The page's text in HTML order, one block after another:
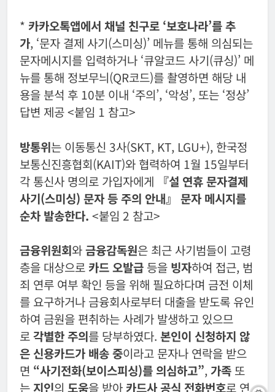
* 카카오톡앱에서 채널 친구로 ‘보호나라’를 추
가, ‘문자 결제 사기(스미싱)’ 메뉴를 통해 의심되는
문자메시지를 입력하거나 ‘큐알코드 사기(큐싱)’ 메
뉴를 통해 정보무늬(QR코드)를 촬영하면 해당 내
용을 분석 후 10분 이내 ‘주의’, ‘악성’, 또는 ‘정상’
답변 제공 <붙임 1 참고>
방통위는 이동통신 3사(SKT, KT, LGU+), 한국정
보통신진흥협회(KAIT)와 협력하여 1월 15일부터
각 통신사 명의로 가입자에게 『설 연휴 문자결제
사기(스미싱) 문자 등 주의 안내』 문자 메시지를
순차 발송한다. <붙임 2 참고>
금융위원회와금융감독원은 최근 사기범들이 고령
층을 대상으로 카드 오발급 등을 빙자하여 접근, 범
죄 연루 여부 확인 등을 위해 필요하다며 금전 이체
를 요구하거나 금융회사로부터 대출을 받도록 유인
하여 금원을 편취하는 사례가 발생하고 있으므
로각별한 주의를 당부하였다. 본인이 신청하지 않
은 신용카드가 배송 중이라고 문자나 연락을 받으
면 “사기전화(보이스피싱)를 의심하고”, 가족 또
는지인의 도움을 받아 카드사 공식 전화번호로 연